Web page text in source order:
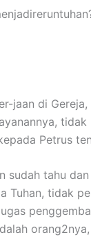
jaan di
Petrus
sudah tahu
tidak